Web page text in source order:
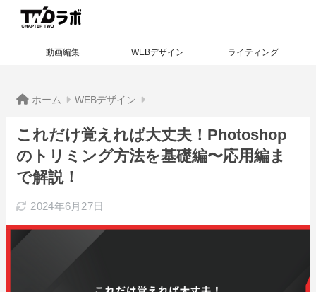
動画編集 WEBデザイン ライティング
ホーム WEBデザイン
これだけ覚えれば大丈夫！Photoshop
のトリミング方法を基礎編〜応用編ま
で解説！
2024年6月27日